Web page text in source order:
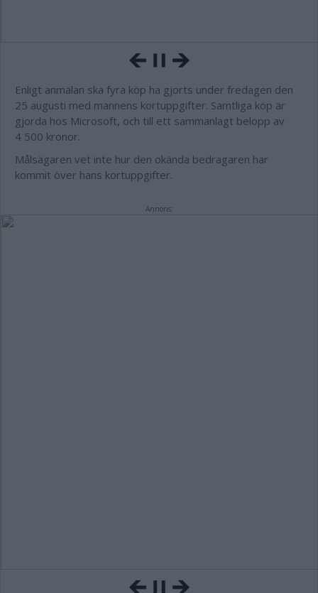
Enligt anmälan ska fyra köp ha gjorts under fredagen den
25 augusti med mannens kortuppgifter. Samtliga köp är
gjorda hos Microsoft, och till ett sammanlagt belopp av
4 500 kronor.
Målsägaren vet inte hur den okända bedragaren har
kommit över hans kortuppgifter.
Annons: